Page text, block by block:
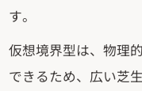
す。
仮想境界型は、物理
できるため、広い芝